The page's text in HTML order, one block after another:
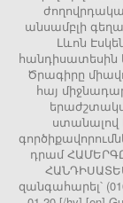
անսամբլի
Լևոն
հանդիսատեսին
Ծրագիրը
հայ
ստանալով
դրամ
զանգահարել՝